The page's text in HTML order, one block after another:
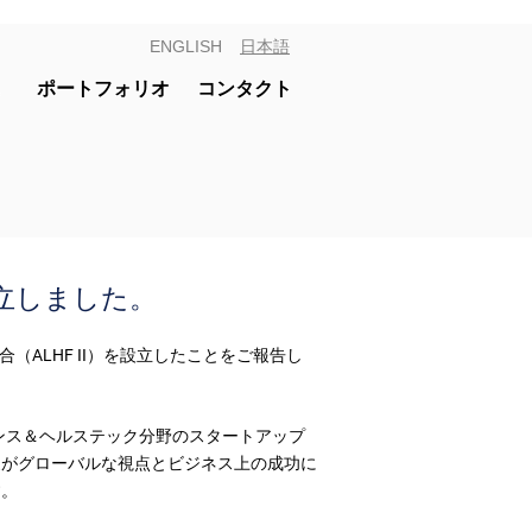
ENGLISH 日本語
ポートフォリオ コンタクト
ました。
（ALHF II）を設立したことをご報告し
＆ヘルステック分野のスタートアップ
グローバルな視点とビジネス上の成功に